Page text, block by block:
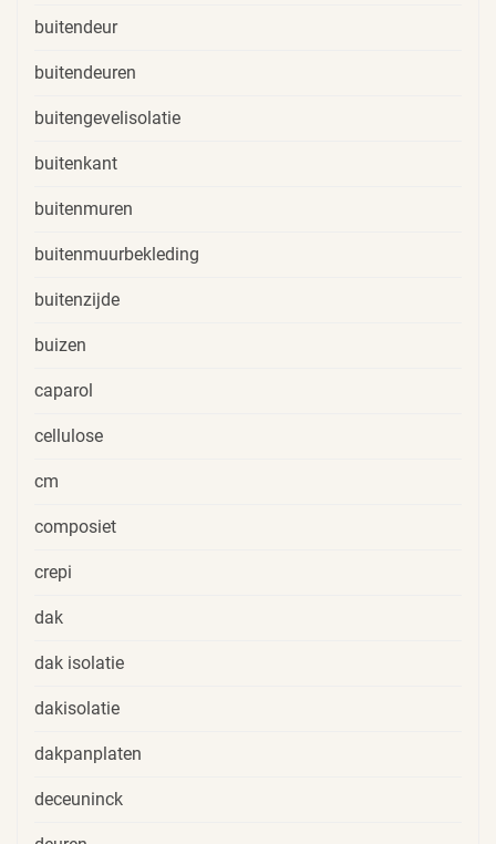
buitendeur
buitendeuren
buitengevelisolatie
buitenkant
buitenmuren
buitenmuurbekleding
buitenzijde
buizen
caparol
cellulose
cm
composiet
crepi
dak
dak isolatie
dakisolatie
dakpanplaten
deceuninck